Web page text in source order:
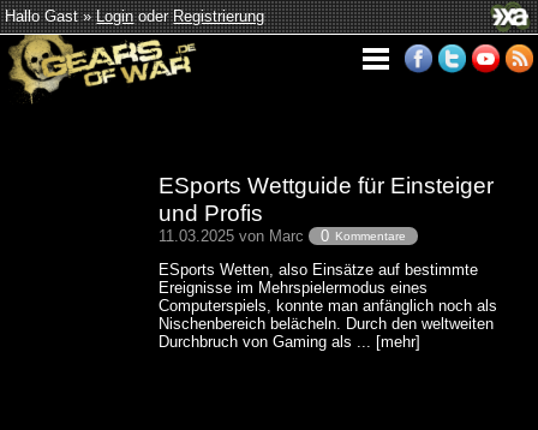
Hallo Gast »LoginoderRegistrierung
ESports Wettguide für Einsteiger
und Profis
11.03.2025 von Marc 0 Kommentare
ESports Wetten, also Einsätze auf bestimmte
Ereignisse im Mehrspielermodus eines
Computerspiels, konnte man anfänglich noch als
Nischenbereich belächeln. Durch den weltweiten
Durchbruch von Gaming als ... [mehr]